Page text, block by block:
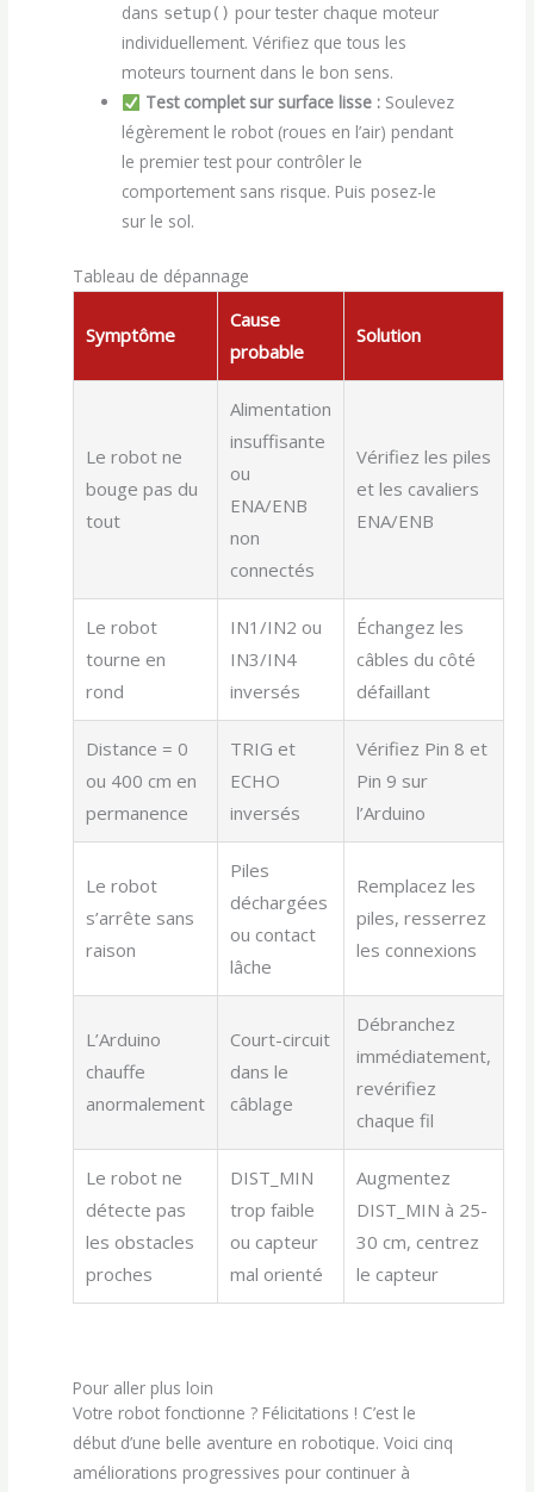
dans setup() pour tester chaque moteur
individuellement. Vérifiez que tous les
moteurs tournent dans le bon sens.
Test complet sur surface lisse :Soulevez
légèrement le robot (roues en l’air) pendant
le premier test pour contrôler le
comportement sans risque. Puis posez-le
sur le sol.
Tableau de dépannage
Symptôme
Cause
probable
Solution
Le robot ne
bouge pas du
tout
Alimentation
insuffisante
ou
ENA/ENB
non
connectés
Vérifiez les piles
et les cavaliers
ENA/ENB
Le robot
tourne en
rond
IN1/IN2 ou
IN3/IN4
inversés
Échangez les
câbles du côté
défaillant
Distance = 0
ou 400 cm en
permanence
TRIG et
ECHO
inversés
Vérifiez Pin 8 et
Pin 9 sur
l’Arduino
Le robot
s’arrête sans
raison
Piles
déchargées
ou contact
lâche
Remplacez les
piles, resserrez
les connexions
L’Arduino
chauffe
anormalement
Court-circuit
dans le
câblage
Débranchez
immédiatement,
revérifiez
chaque fil
Le robot ne
détecte pas
les obstacles
proches
DIST_MIN
trop faible
ou capteur
mal orienté
Augmentez
DIST_MIN à 25-
30 cm, centrez
le capteur
Pour aller plus loin
Votre robot fonctionne ? Félicitations ! C’est le
début d’une belle aventure en robotique. Voici cinq
améliorations progressives pour continuer à